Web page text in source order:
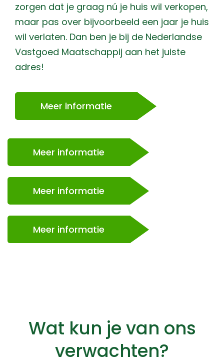
zorgen dat je graag nú je huis wil verkopen,
maar pas over bijvoorbeeld een jaar je huis
wil verlaten. Dan ben je bij de Nederlandse
Vastgoed Maatschappij aan het juiste
adres!
Meer informatie
Meer informatie
Meer informatie
Meer informatie
Wat kun je van ons
verwachten?